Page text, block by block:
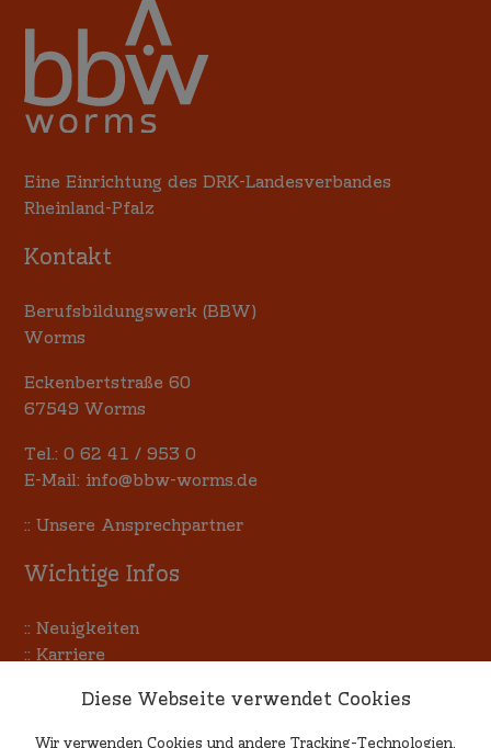
Eine Einrichtung des DRK-Landesverbandes
Rheinland-Pfalz
Kontakt
Berufsbildungswerk (BBW)
Worms
Eckenbertstraße 60
67549 Worms
Tel.:0 62 41 / 953 0
E-Mail: info@bbw-worms.de
::Unsere Ansprechpartner
Wichtige Infos
::Neuigkeiten
::Karriere
Allgemeine Einkaufsbedingungen
Diese Webseite verwendet Cookies